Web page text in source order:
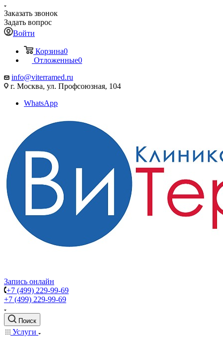
Заказать звонок
Задать вопрос
Войти
Корзина0
Отложенные0
info@viterramed.ru
г. Москва, ул. Профсоюзная, 104
WhatsApp
Запись онлайн
+7 (499) 229-99-69
+7 (499) 229-99-69
Поиск
Услуги